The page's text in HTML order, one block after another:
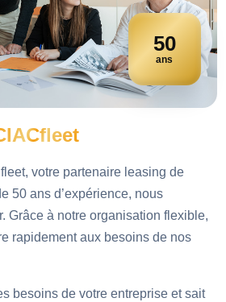
50
ans
votre partenaire leasing de
50 ans d’expérience, nous
Grâce à notre organisation flexible,
rapidement aux besoins de nos
besoins de votre entreprise et sait